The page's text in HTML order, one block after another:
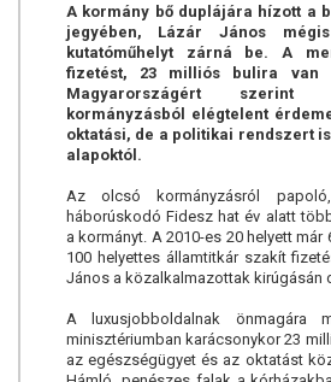
A kormány bő duplájára hízott a
jegyében, Lázár János
kutatóműhelyt zárná be. A
fizetést, 23 milliós bulira van
Magyarországért szerint
kormányzásból elégtelent
oktatási, de a politikai rendszert
alapoktól.
Az olcsó kormányzásról
háborúskodó Fidesz hat év alatt
a kormányt. A 2010-es 20 helyett már
100 helyettes államtitkár szakít
János a közalkalmazottak kirúgásán
A luxusjobboldalnak önmagára
minisztériumban karácsonykor 23
az egészségügyet és az oktatást